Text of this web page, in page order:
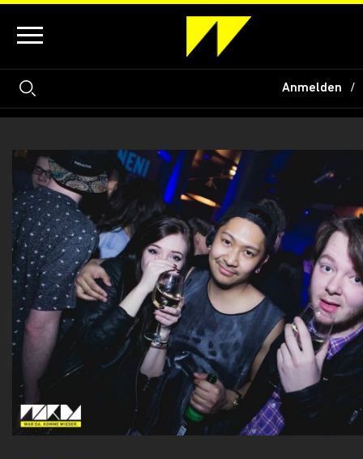
Anmelden